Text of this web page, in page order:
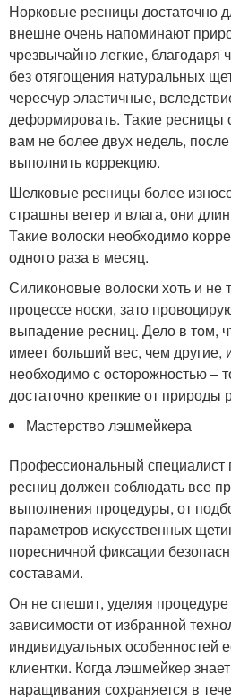
Норковые ресницы достаточно
внешне очень напоминают
чрезвычайно легкие,
без отягощения натуральных
чересчур эластичные,
деформировать. Такие ресницы
вам не более двух недель,
выполнить коррекцию.
Шелковые ресницы более
страшны ветер и влага, они
Такие волоски необходимо
одного раза в месяц.
Силиконовые волоски хоть и не
процессе носки, зато
выпадение ресниц. Дело в том,
имеет больший вес, чем другие,
необходимо с осторожностью –
достаточно крепкие от природы
Мастерство лэшмейкера
Профессиональный
ресниц должен соблюдать все
выполнения процедуры, от
параметров искусственных
поресничной фиксации
составами.
Он не спешит, уделяя
зависимости от избранной
индивидуальных особенностей
клиентки. Когда лэшмейкер
наращивания сохраняется в